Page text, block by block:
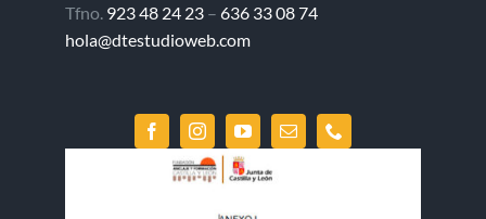
Tfno. 923 48 24 23 – 636 33 08 74
hola@dtestudioweb.com